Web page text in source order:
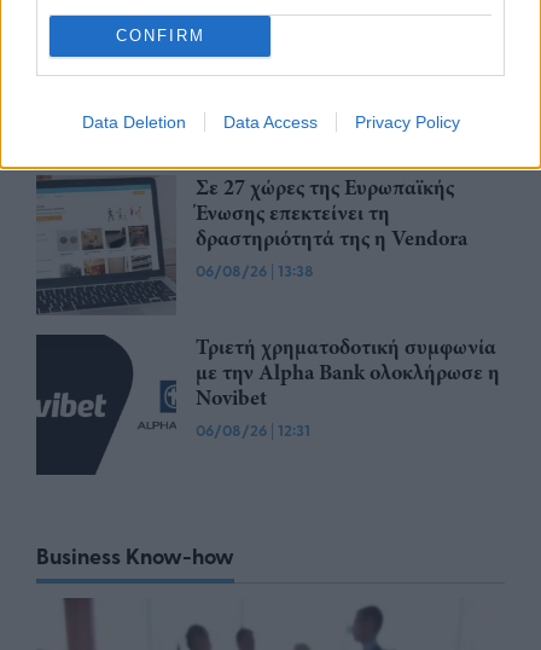
CONFIRM
Data Deletion Data Access Privacy Policy
O Ιούλιος 2026 επανέφερε τα
μεγέθη του Ομίλου JUMBO στο
πλαίσιο των αρχικών σχεδιασμών
06/08/26
Σε 27 χώρες της Ευρωπαϊκής
Ένωσης επεκτείνει τη
δραστηριότητά της η Vendora
06/08/26 | 13:38
Τριετή χρηματοδοτική συμφωνία
με την Alpha Bank ολοκλήρωσε η
Novibet
06/08/26 | 12:31
Business Know-how